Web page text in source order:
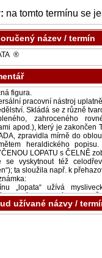
na tomto termínu se
název / termín
užívané názvy /